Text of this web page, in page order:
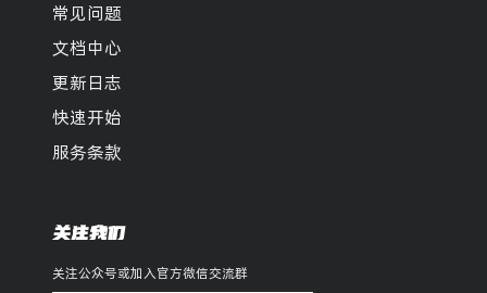
常见问题
文档中心
更新日志
快速开始
服务条款
关注我们
关注公众号或加入官方微信交流群